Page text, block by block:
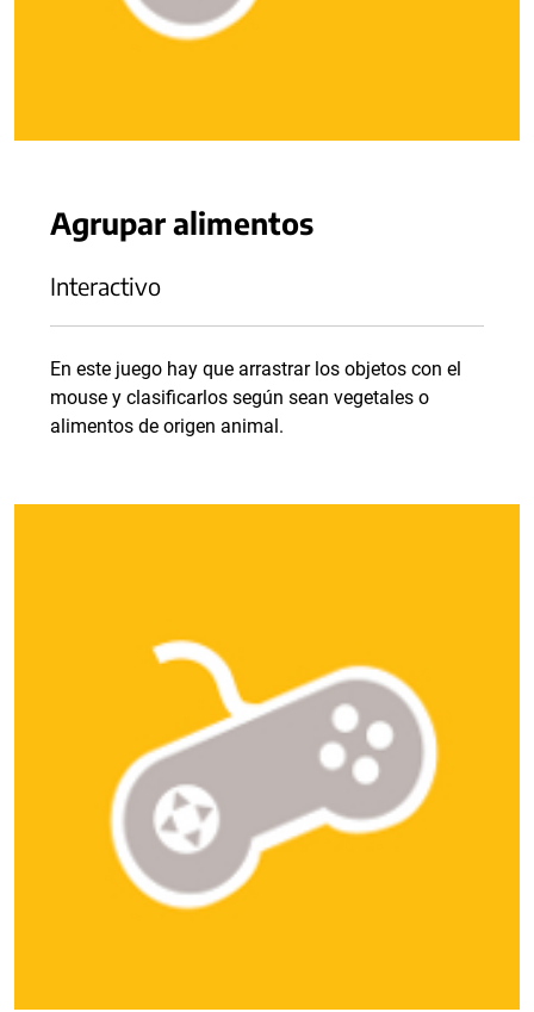
Agrupar alimentos
Interactivo
En este juego hay que arrastrar los objetos con el
mouse y clasificarlos según sean vegetales o
alimentos de origen animal.